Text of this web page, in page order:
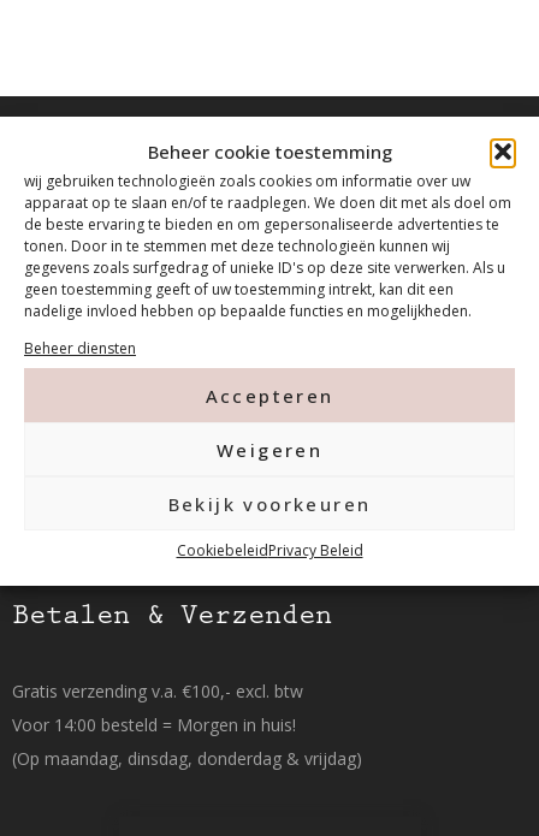
Beheer cookie toestemming
wij gebruiken technologieën zoals cookies om informatie over uw
apparaat op te slaan en/of te raadplegen. We doen dit met als doel om
de beste ervaring te bieden en om gepersonaliseerde advertenties te
tonen. Door in te stemmen met deze technologieën kunnen wij
gegevens zoals surfgedrag of unieke ID's op deze site verwerken. Als u
geen toestemming geeft of uw toestemming intrekt, kan dit een
nadelige invloed hebben op bepaalde functies en mogelijkheden.
Beheer diensten
Accepteren
Weigeren
Bekijk voorkeuren
CookiebeleidPrivacy Beleid
Contact
Tanthofdreef 7 2623 EW Delft
015-2120822
Betalen & Verzenden
Gratis verzending v.a. €100,- excl. btw
Voor 14:00 besteld = Morgen in huis!
(Op maandag, dinsdag, donderdag & vrijdag)